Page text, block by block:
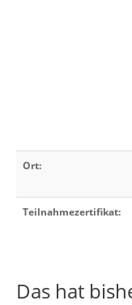
Ort:
Teilnahmezertifikat:
Das hat